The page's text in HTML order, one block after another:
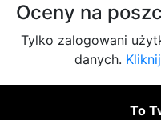
Oceny na
Tylko zalogowani
danych.
To